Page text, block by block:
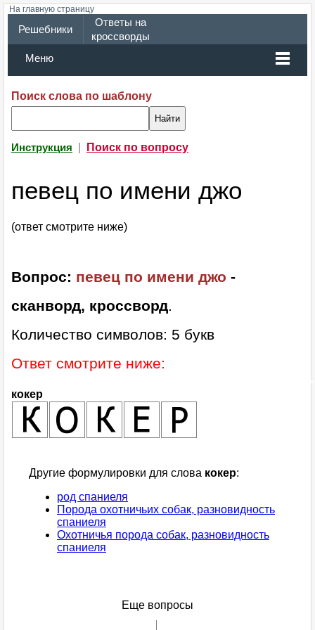
На главную страницу
Решебники
Ответы на
кроссворды
Меню
Поиск слова по шаблону
Инструкция Поиск по вопросу
певец по имени джо
(ответ смотрите ниже)
Вопрос: певец по имени джо -
сканворд, кроссворд.
Количество символов: 5 букв
Ответ смотрите ниже:
кокер
Другие формулировки для слова кокер:
род спаниеля
Порода охотничьих собак, разновидность
спаниеля
Охотничья порода собак, разновидность
спаниеля
Еще вопросы